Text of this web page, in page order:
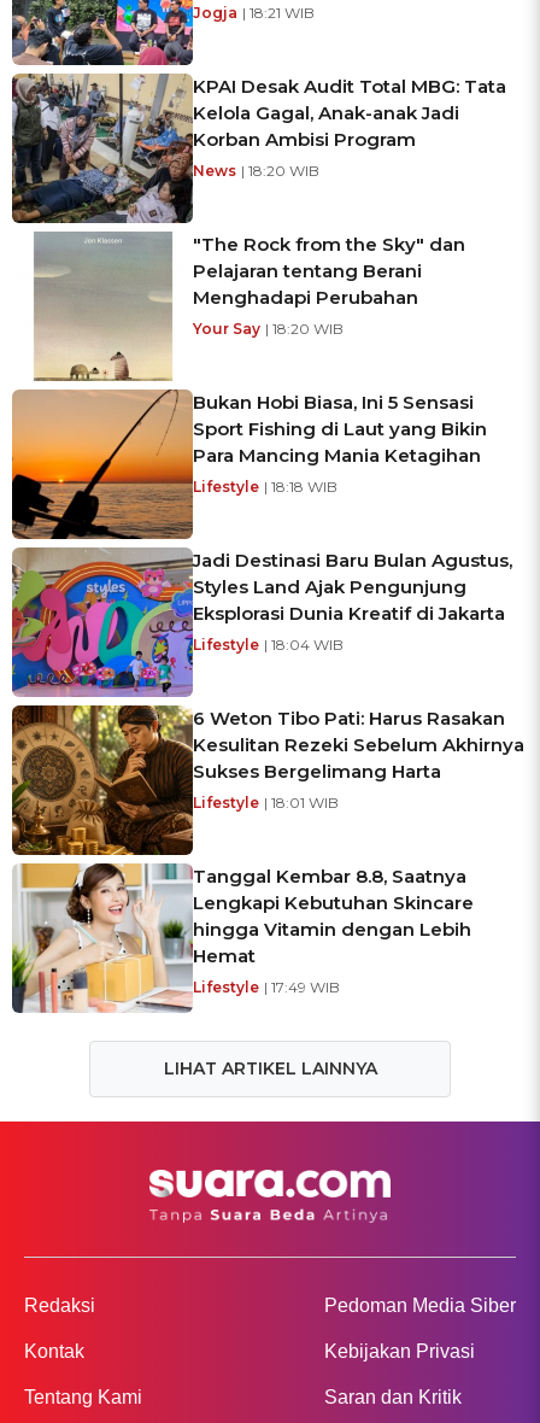
Jogja | 18:21 WIB
KPAI Desak Audit Total MBG: Tata
Kelola Gagal, Anak-anak Jadi
Korban Ambisi Program
News | 18:20 WIB
"The Rock from the Sky" dan
Pelajaran tentang Berani
Menghadapi Perubahan
Your Say | 18:20 WIB
Bukan Hobi Biasa, Ini 5 Sensasi
Sport Fishing di Laut yang Bikin
Para Mancing Mania Ketagihan
Lifestyle | 18:18 WIB
Jadi Destinasi Baru Bulan Agustus,
Styles Land Ajak Pengunjung
Eksplorasi Dunia Kreatif di Jakarta
Lifestyle | 18:04 WIB
6 Weton Tibo Pati: Harus Rasakan
Kesulitan Rezeki Sebelum Akhirnya
Sukses Bergelimang Harta
Lifestyle | 18:01 WIB
Tanggal Kembar 8.8, Saatnya
Lengkapi Kebutuhan Skincare
hingga Vitamin dengan Lebih
Hemat
Lifestyle | 17:49 WIB
LIHAT ARTIKEL LAINNYA
Redaksi
Kontak
Tentang Kami
Pedoman Media Siber
Kebijakan Privasi
Saran dan Kritik